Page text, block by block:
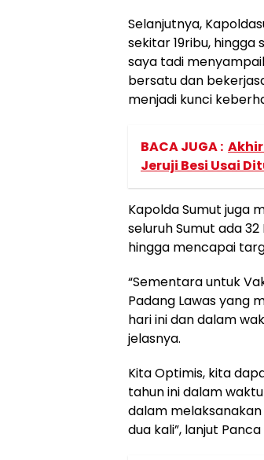
Selanjutnya,
sekitar 19ribu,
saya tadi
bersatu dan
menjadi kunci
BACA JUGA :
Jeruji Besi Usai
Kapolda Sumut juga
seluruh Sumut ada
hingga mencapai
“Sementara untuk
Padang Lawas yang
hari ini dan dalam
jelasnya.
Kita Optimis, kita
tahun ini dalam
dalam
dua kali”, lanjut